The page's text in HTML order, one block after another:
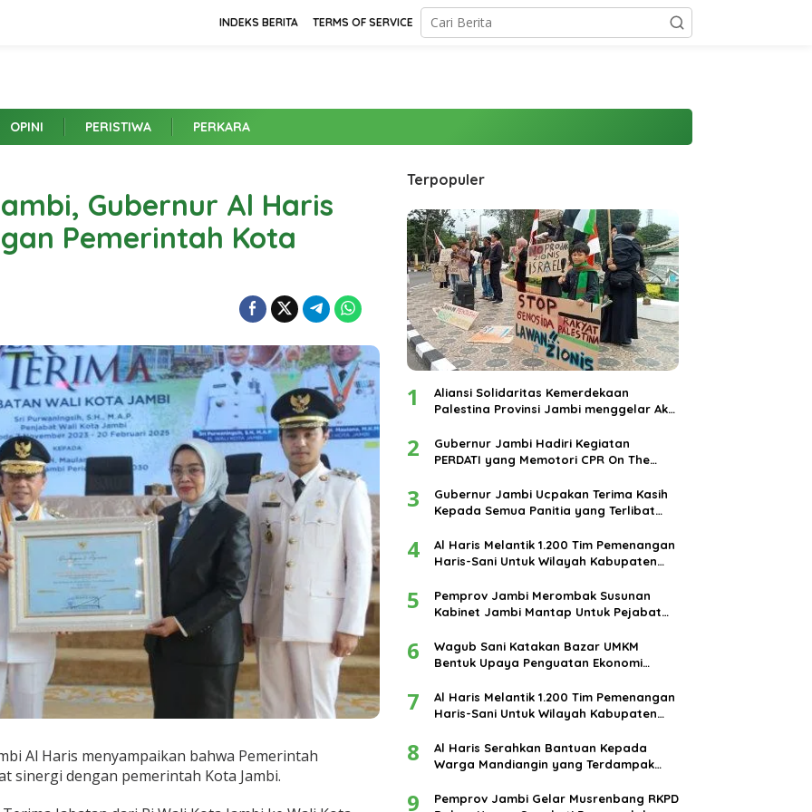
INDEKS BERITA TERMS OF SERVICE
OPINI PERISTIWA PERKARA
Gubernur Al Haris
Pemerintah Kota
Al Haris menyampaikan bahwa Pemerintah
sinergi dengan pemerintah Kota Jambi.
Terpopuler
1
Aliansi Solidaritas Kemerdekaan
Palestina Provinsi Jambi menggelar Aksi
kota Jambi.
2
Gubernur Jambi Hadiri Kegiatan
PERDATI yang Memotori CPR On The
3
Gubernur Jambi Ucpakan Terima Kasih
Kepada Semua Panitia yang Terlibat
Tahun 2024
4
Al Haris Melantik 1.200 Tim Pemenangan
Haris-Sani Untuk Wilayah Kabupaten
5
Pemprov Jambi Merombak Susunan
Kabinet Jambi Mantap Untuk Pejabat
6
Wagub Sani Katakan Bazar UMKM
Bentuk Upaya Penguatan Ekonomi
7
Al Haris Melantik 1.200 Tim Pemenangan
Haris-Sani Untuk Wilayah Kabupaten
8
Al Haris Serahkan Bantuan Kepada
Warga Mandiangin yang Terdampak
9
Pemprov Jambi Gelar Musrenbang RKPD